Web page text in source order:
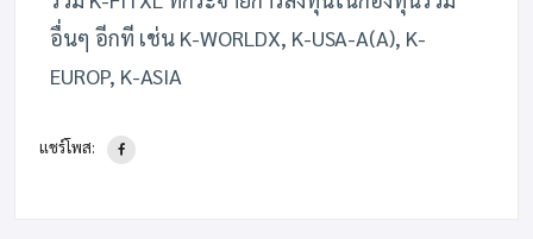
อื่นๆ อีกที เช่น K-WORLDX, K-USA-A(A), K-
EUROP, K-ASIA
แชร์โพส: